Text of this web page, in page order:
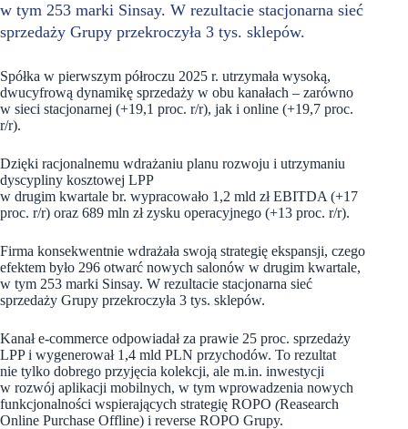
w tym 253 marki Sinsay. W rezultacie stacjonarna sieć
sprzedaży Grupy przekroczyła 3 tys. sklepów.
Spółka w pierwszym półroczu 2025 r. utrzymała wysoką,
dwucyfrową dynamikę sprzedaży w obu kanałach – zarówno
w sieci stacjonarnej (+19,1 proc. r/r), jak i online (+19,7 proc.
r/r).
Dzięki racjonalnemu wdrażaniu planu rozwoju i utrzymaniu
dyscypliny kosztowej LPP
w drugim kwartale br. wypracowało 1,2 mld zł EBITDA (+17
proc. r/r) oraz 689 mln zł zysku operacyjnego (+13 proc. r/r).
Firma konsekwentnie wdrażała swoją strategię ekspansji, czego
efektem było 296 otwarć nowych salonów w drugim kwartale,
w tym 253 marki Sinsay. W rezultacie stacjonarna sieć
sprzedaży Grupy przekroczyła 3 tys. sklepów.
Kanał e-commerce odpowiadał za prawie 25 proc. sprzedaży
LPP i wygenerował 1,4 mld PLN przychodów. To rezultat
nie tylko dobrego przyjęcia kolekcji, ale m.in. inwestycji
w rozwój aplikacji mobilnych, w tym wprowadzenia nowych
funkcjonalności wspierających strategię ROPO (Reasearch
Online Purchase Offline) i reverse ROPO Grupy.